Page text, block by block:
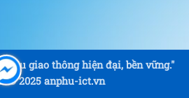
giao thông hiện đại, bền vững."
© 2025 anphu-ict.vn